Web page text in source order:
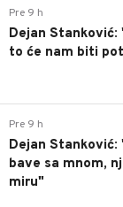
Pre 9 h
Dejan Stanković:
to će nam biti
Pre 9 h
Dejan Stanković:
bave sa mnom,
miru"